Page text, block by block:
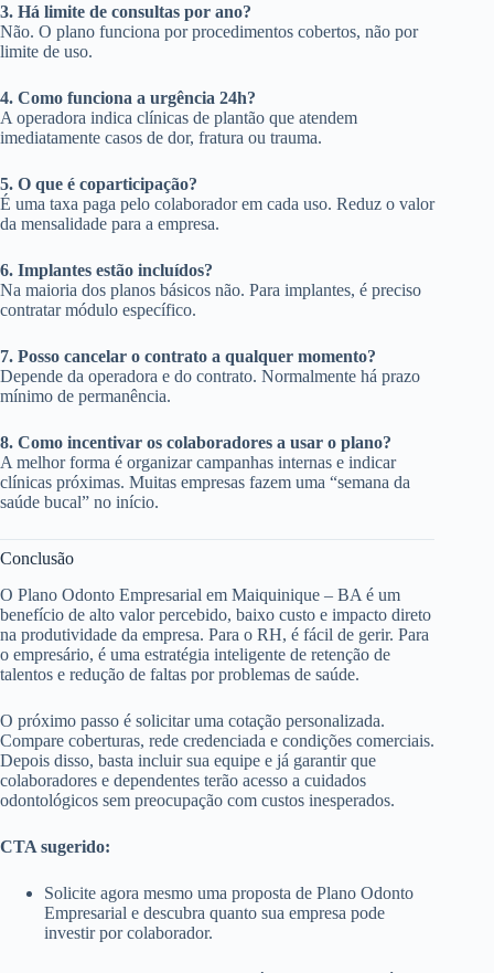
3. Há limite de consultas por ano?
Não. O plano funciona por procedimentos cobertos, não por
limite de uso.
4. Como funciona a urgência 24h?
A operadora indica clínicas de plantão que atendem
imediatamente casos de dor, fratura ou trauma.
5. O que é coparticipação?
É uma taxa paga pelo colaborador em cada uso. Reduz o valor
da mensalidade para a empresa.
6. Implantes estão incluídos?
Na maioria dos planos básicos não. Para implantes, é preciso
contratar módulo específico.
7. Posso cancelar o contrato a qualquer momento?
Depende da operadora e do contrato. Normalmente há prazo
mínimo de permanência.
8. Como incentivar os colaboradores a usar o plano?
A melhor forma é organizar campanhas internas e indicar
clínicas próximas. Muitas empresas fazem uma “semana da
saúde bucal” no início.
Conclusão
O Plano Odonto Empresarial em Maiquinique – BA é um
benefício de alto valor percebido, baixo custo e impacto direto
na produtividade da empresa. Para o RH, é fácil de gerir. Para
o empresário, é uma estratégia inteligente de retenção de
talentos e redução de faltas por problemas de saúde.
O próximo passo é solicitar uma cotação personalizada.
Compare coberturas, rede credenciada e condições comerciais.
Depois disso, basta incluir sua equipe e já garantir que
colaboradores e dependentes terão acesso a cuidados
odontológicos sem preocupação com custos inesperados.
CTA sugerido:
Solicite agora mesmo uma proposta de Plano Odonto
Empresarial e descubra quanto sua empresa pode
investir por colaborador.